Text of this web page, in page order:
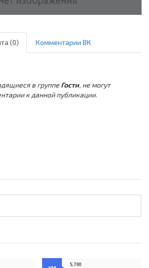
(0) Комментарии ВК
в группе Гости, не могут
к данной публикации.
5,700